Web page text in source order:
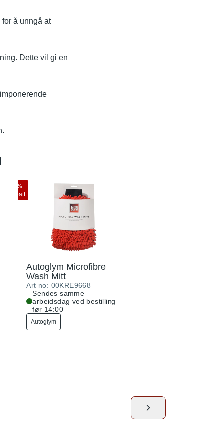
å unngå at
Dette vil gi en
%
rabatt
Autoglym Microfibre
Wash Mitt
Art no: 00KRE9668
Sendes samme
arbeidsdag ved bestilling
før 14:00
Autoglym